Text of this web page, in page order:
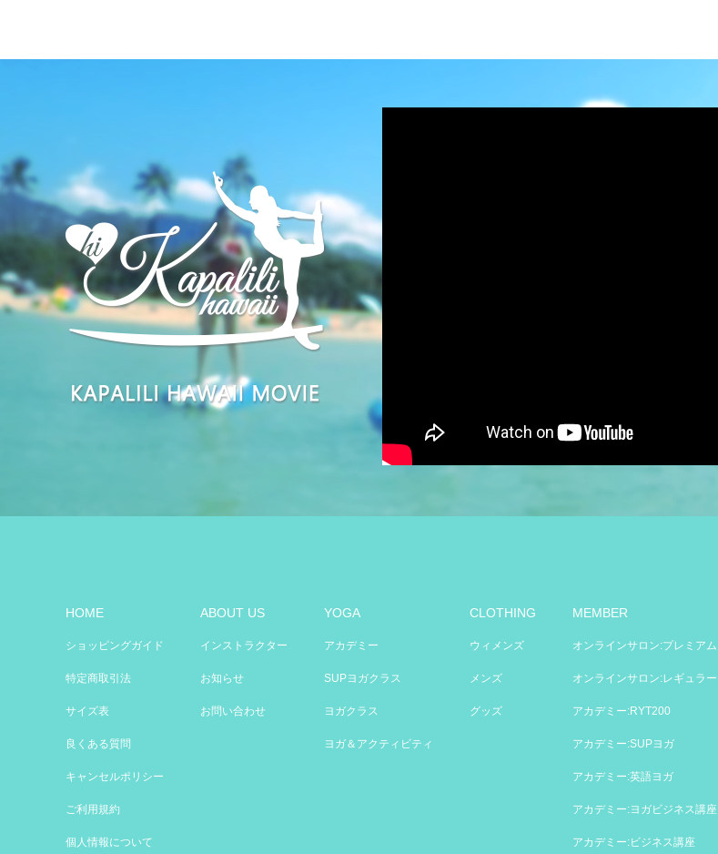
HOME
ショッピングガイド
特定商取引法
サイズ表
良くある質問
キャンセルポリシー
ご利用規約
個人情報について
ABOUT US
インストラクター
お知らせ
お問い合わせ
YOGA
アカデミー
SUPヨガクラス
ヨガクラス
ヨガ＆アクティビティ
CLOTHING
ウィメンズ
メンズ
グッズ
MEMBER
オンラインサロン:プレミアム
オンラインサロン:レギュラー
アカデミー:RYT200
アカデミー:SUPヨガ
アカデミー:英語ヨガ
アカデミー:ヨガビジネス講座
アカデミー:ビジネス講座